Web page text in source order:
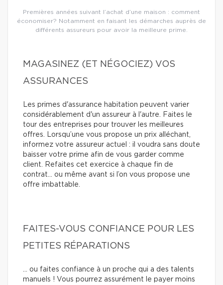
Premières années suivant l’achat d’une maison : comment
économiser? Notamment en faisant les démarches auprès de
différents assureurs pour avoir la meilleure prime.
MAGASINEZ (ET NÉGOCIEZ) VOS
ASSURANCES
Les primes d'assurance habitation peuvent varier
considérablement d'un assureur à l'autre. Faites le
tour des entreprises pour trouver les meilleures
offres. Lorsqu’une vous propose un prix alléchant,
informez votre assureur actuel : il voudra sans doute
baisser votre prime afin de vous garder comme
client. Refaites cet exercice à chaque fin de
contrat… ou même avant si l’on vous propose une
offre imbattable.
FAITES-VOUS CONFIANCE POUR LES
PETITES RÉPARATIONS
… ou faites confiance à un proche qui a des talents
manuels ! Vous pourrez assurément le payer moins